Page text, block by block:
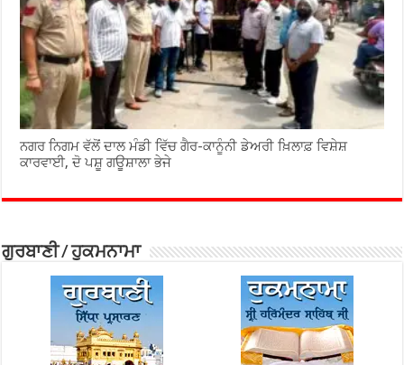
ਨਗਰ ਨਿਗਮ ਵੱਲੋਂ ਦਾਲ ਮੰਡੀ ਵਿੱਚ ਗੈਰ-ਕਾਨੂੰਨੀ ਡੇਅਰੀ ਖ਼ਿਲਾਫ਼ ਵਿਸ਼ੇਸ਼
ਕਾਰਵਾਈ, ਦੋ ਪਸ਼ੂ ਗਊਸ਼ਾਲਾ ਭੇਜੇ
ਗੁਰਬਾਣੀ / ਹੁਕਮਨਾਮਾ